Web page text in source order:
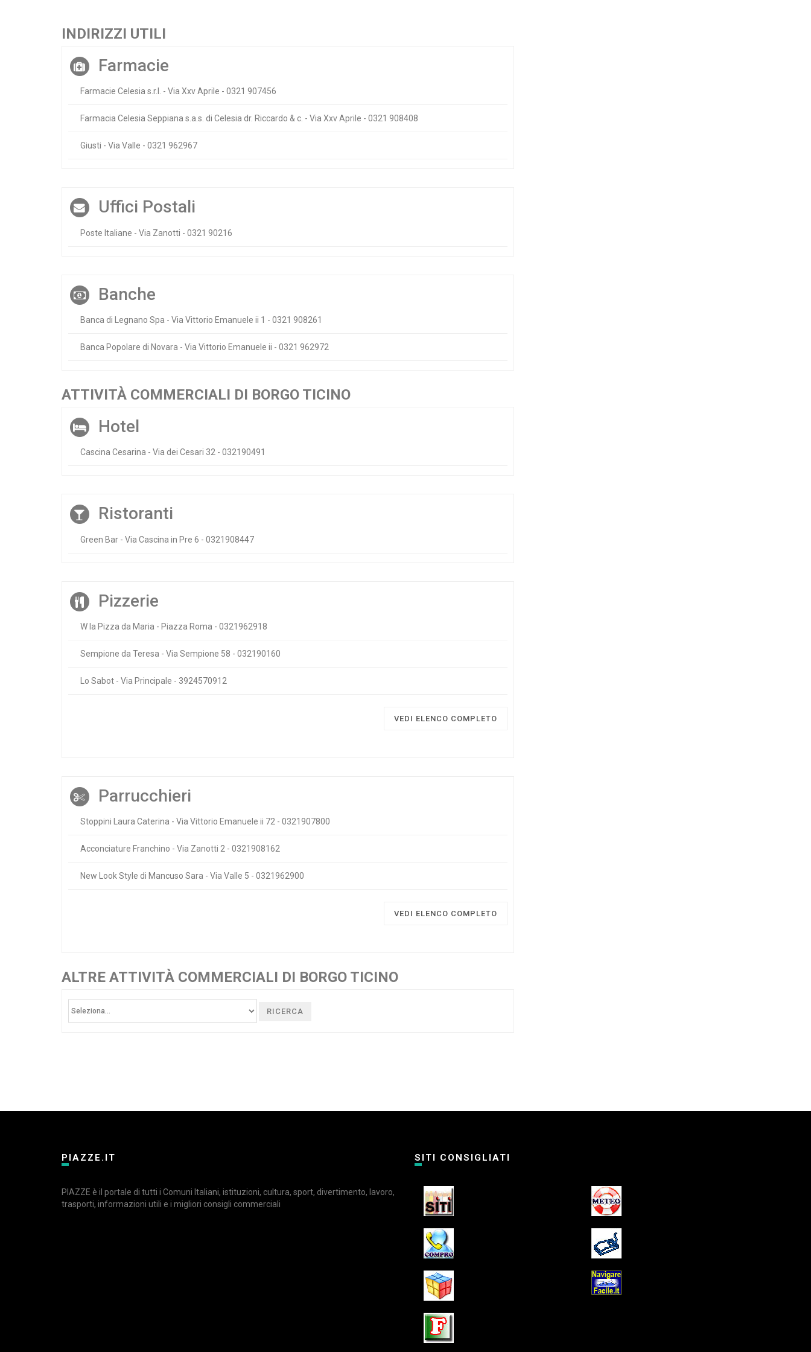
INDIRIZZI UTILI
Farmacie
Farmacie Celesia s.r.l. - Via Xxv Aprile - 0321 907456
Farmacia Celesia Seppiana s.a.s. di Celesia dr. Riccardo & c. - Via Xxv Aprile - 0321 908408
Giusti - Via Valle - 0321 962967
Uffici Postali
Poste Italiane - Via Zanotti - 0321 90216
Banche
Banca di Legnano Spa - Via Vittorio Emanuele ii 1 - 0321 908261
Banca Popolare di Novara - Via Vittorio Emanuele ii - 0321 962972
ATTIVITÀ COMMERCIALI DI BORGO TICINO
Hotel
Cascina Cesarina - Via dei Cesari 32 - 032190491
Ristoranti
Green Bar - Via Cascina in Pre 6 - 0321908447
Pizzerie
W la Pizza da Maria - Piazza Roma - 0321962918
Sempione da Teresa - Via Sempione 58 - 032190160
Lo Sabot - Via Principale - 3924570912
VEDI ELENCO COMPLETO
Parrucchieri
Stoppini Laura Caterina - Via Vittorio Emanuele ii 72 - 0321907800
Acconciature Franchino - Via Zanotti 2 - 0321908162
New Look Style di Mancuso Sara - Via Valle 5 - 0321962900
VEDI ELENCO COMPLETO
ALTRE ATTIVITÀ COMMERCIALI DI BORGO TICINO
RICERCA
PIAZZE.IT
PIAZZE è il portale di tutti i Comuni Italiani, istituzioni, cultura, sport, divertimento, lavoro,
trasporti, informazioni utili e i migliori consigli commerciali
SITI CONSIGLIATI